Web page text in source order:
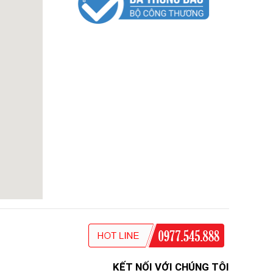
KẾT NỐI VỚI CHÚNG TÔI